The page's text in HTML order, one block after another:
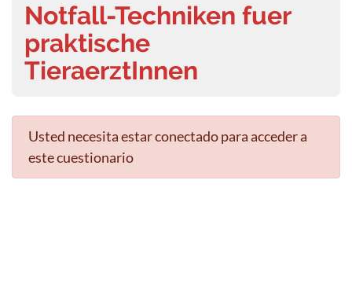
Notfall-Techniken fuer
praktische
TieraerztInnen
Usted necesita estar conectado para acceder a
este cuestionario